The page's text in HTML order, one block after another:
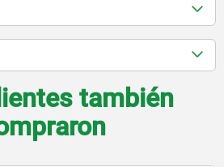
también